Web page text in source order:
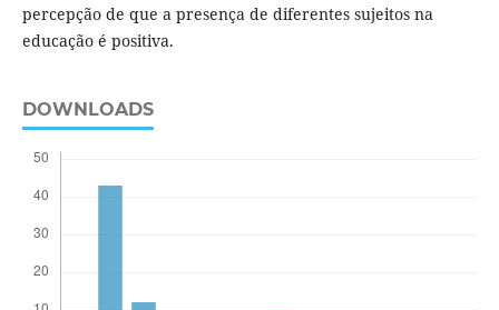
percepção de que a presença de diferentes sujeitos na
educação é positiva.
DOWNLOADS